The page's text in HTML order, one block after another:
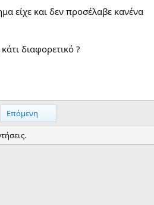
είχε και δεν προσέλαβε κανένα
διαφορετικό ?
Επόμενη